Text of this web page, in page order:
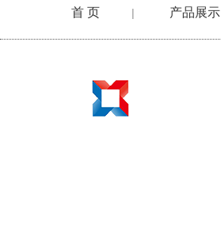
首 页 | 产品展示